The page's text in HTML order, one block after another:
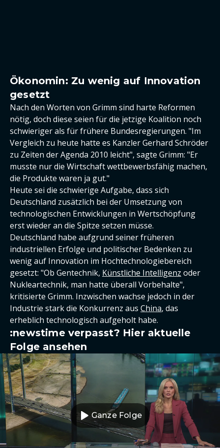
Ökonomin: Zu wenig auf Innovation
gesetzt
Nach den Worten von Grimm sind harte Reformen
nötig, doch diese seien für die jetzige Koalition noch
schwieriger als für frühere Bundesregierungen. "Im
Vergleich zu heute hatte es Kanzler Gerhard Schröder
zu Zeiten der Agenda 2010 leicht", sagte Grimm: "Er
musste nur die Wirtschaft wettbewerbsfähig machen,
die Produkte waren ja gut."
Heute sei die schwierige Aufgabe, dass sich
Deutschland zusätzlich bei der Umsetzung von
technologischen Entwicklungen in Wertschöpfung
erst wieder an die Spitze setzen müsse.
Deutschland habe aufgrund seiner früheren
industriellen Erfolge und politischer Bedenken zu
wenig auf Innovation im Hochtechnologiebereich
gesetzt: "Ob Gentechnik, Künstliche Intelligenz oder
Nukleartechnik, man hatte überall Vorbehalte",
kritisierte Grimm. Inzwischen wachse jedoch in der
Industrie stark die Konkurrenz aus China, das
erheblich technologisch aufgeholt habe.
:newstime verpasst? Hier aktuelle
Folge ansehen
Ganze Folge